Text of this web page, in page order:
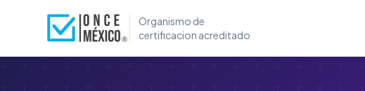
Organismo de
certificacion acreditado